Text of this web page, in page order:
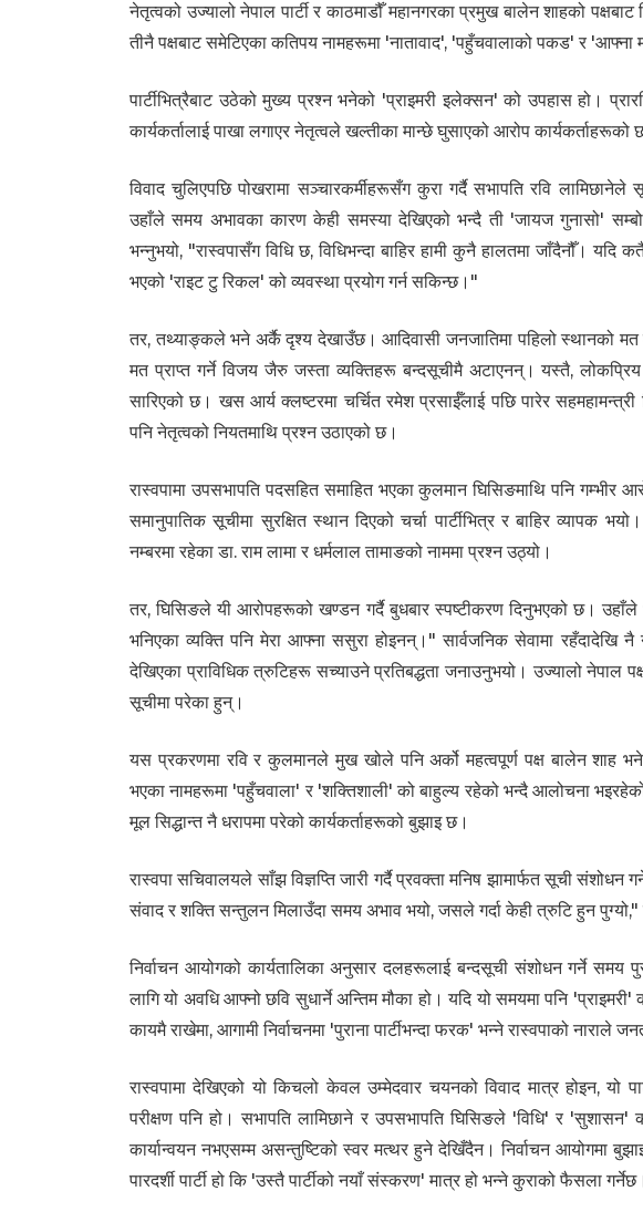
नेतृत्वको उज्यालो नेपाल पार्टी र काठमाडौँ महानगरका प्रमुख बालेन शाहको
तीनै पक्षबाट समेटिएका कतिपय नामहरूमा 'नातावाद', 'पहुँचवालाको पकड' र 'आफ्ना
पार्टीभित्रैबाट उठेको मुख्य प्रश्न भनेको 'प्राइमरी इलेक्सन' को उपहास हो।
कार्यकर्तालाई पाखा लगाएर नेतृत्वले खल्तीका मान्छे घुसाएको आरोप कार्यकर्ताहरूको
विवाद चुलिएपछि पोखरामा सञ्चारकर्मीहरूसँग कुरा गर्दै सभापति रवि
उहाँले समय अभावका कारण केही समस्या देखिएको भन्दै ती 'जायज गुनासो'
भन्नुभयो, "रास्वपासँग विधि छ, विधिभन्दा बाहिर हामी कुनै हालतमा जाँदैनौँ। यदि
भएको 'राइट टु रिकल' को व्यवस्था प्रयोग गर्न सकिन्छ।"
तर, तथ्याङ्कले भने अर्कै दृश्य देखाउँछ। आदिवासी जनजातिमा पहिलो स्थानको मत
मत प्राप्त गर्ने विजय जैरु जस्ता व्यक्तिहरू बन्दसूचीमै अटाएनन्। यस्तै,
सारिएको छ। खस आर्य क्लष्टरमा चर्चित रमेश प्रसाईँलाई पछि पारेर सहमहामन्त्री
पनि नेतृत्वको नियतमाथि प्रश्न उठाएको छ।
रास्वपामा उपसभापति पदसहित समाहित भएका कुलमान घिसिङमाथि पनि
समानुपातिक सूचीमा सुरक्षित स्थान दिएको चर्चा पार्टीभित्र र बाहिर व्यापक
नम्बरमा रहेका डा. राम लामा र धर्मलाल तामाङको नाममा प्रश्न उठ्यो।
तर, घिसिङले यी आरोपहरूको खण्डन गर्दै बुधबार स्पष्टीकरण दिनुभएको छ। उहाँले
भनिएका व्यक्ति पनि मेरा आफ्ना ससुरा होइनन्।" सार्वजनिक सेवामा रहँदादेखि नै
देखिएका प्राविधिक त्रुटिहरू सच्याउने प्रतिबद्धता जनाउनुभयो। उज्यालो नेपाल
सूचीमा परेका हुन्।
यस प्रकरणमा रवि र कुलमानले मुख खोले पनि अर्को महत्वपूर्ण पक्ष बालेन शाह
भएका नामहरूमा 'पहुँचवाला' र 'शक्तिशाली' को बाहुल्य रहेको भन्दै आलोचना भइरहेको
मूल सिद्धान्त नै धरापमा परेको कार्यकर्ताहरूको बुझाइ छ।
रास्वपा सचिवालयले साँझ विज्ञप्ति जारी गर्दै प्रवक्ता मनिष झामार्फत सूची
संवाद र शक्ति सन्तुलन मिलाउँदा समय अभाव भयो, जसले गर्दा केही त्रुटि हुन पुग्यो,"
निर्वाचन आयोगको कार्यतालिका अनुसार दलहरूलाई बन्दसूची संशोधन गर्ने
लागि यो अवधि आफ्नो छवि सुधार्ने अन्तिम मौका हो। यदि यो समयमा पनि
कायमै राखेमा, आगामी निर्वाचनमा 'पुराना पार्टीभन्दा फरक' भन्ने रास्वपाको नाराले
रास्वपामा देखिएको यो किचलो केवल उम्मेदवार चयनको विवाद मात्र होइन, यो
परीक्षण पनि हो। सभापति लामिछाने र उपसभापति घिसिङले 'विधि' र 'सुशासन'
कार्यान्वयन नभएसम्म असन्तुष्टिको स्वर मत्थर हुने देखिँदैन। निर्वाचन आयोगमा
पारदर्शी पार्टी हो कि 'उस्तै पार्टीको नयाँ संस्करण' मात्र हो भन्ने कुराको फैसला गर्नेछ।